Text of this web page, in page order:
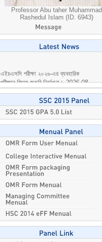
Professor Abu taher Muhammad
Rashedul Islam (ID. 6943)
পরীক্ষার বিষয়ে জরুরি নির্দেশনা।2026-08-
04